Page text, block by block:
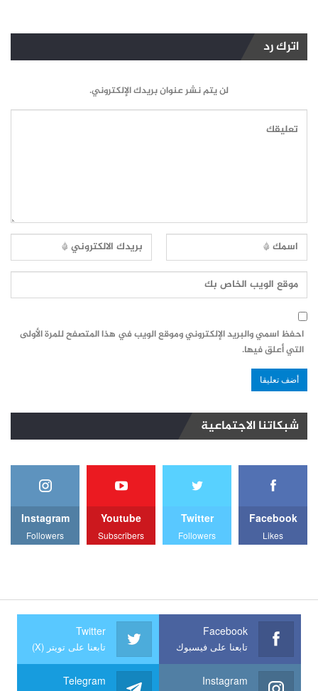
اترك رد
لن يتم نشر عنوان بريدك الإلكتروني.
احفظ اسمي والبريد الإلكتروني وموقع الويب في هذا المتصفح للمرة الأولى
التي أعلق فيها.
شبكاتنا الاجتماعية
Facebook
Likes
Twitter
Followers
Youtube
Subscribers
Instagram
Followers
Facebook
تابعنا على فيسبوك
Twitter
تابعنا على تويتر (X)
Instagram
Telegram